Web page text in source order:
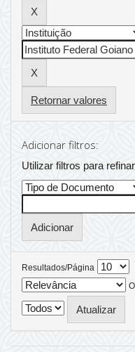
Retornar valores
Adicionar filtros:
Utilizar filtros para
Resultados/Página